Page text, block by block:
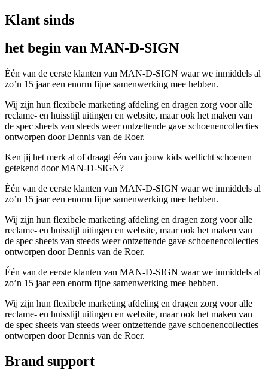
Klant sinds
het begin van MAN-D-SIGN
Één van de eerste klanten van MAN-D-SIGN waar we inmiddels al
zo’n 15 jaar een enorm fijne samenwerking mee hebben.
Wij zijn hun flexibele marketing afdeling en dragen zorg voor alle
reclame- en huisstijl uitingen en website, maar ook het maken van
de spec sheets van steeds weer ontzettende gave schoenencollecties
ontworpen door Dennis van de Roer.
Ken jij het merk al of draagt één van jouw kids wellicht schoenen
getekend door MAN-D-SIGN?
Één van de eerste klanten van MAN-D-SIGN waar we inmiddels al
zo’n 15 jaar een enorm fijne samenwerking mee hebben.
Wij zijn hun flexibele marketing afdeling en dragen zorg voor alle
reclame- en huisstijl uitingen en website, maar ook het maken van
de spec sheets van steeds weer ontzettende gave schoenencollecties
ontworpen door Dennis van de Roer.
Één van de eerste klanten van MAN-D-SIGN waar we inmiddels al
zo’n 15 jaar een enorm fijne samenwerking mee hebben.
Wij zijn hun flexibele marketing afdeling en dragen zorg voor alle
reclame- en huisstijl uitingen en website, maar ook het maken van
de spec sheets van steeds weer ontzettende gave schoenencollecties
ontworpen door Dennis van de Roer.
Brand support